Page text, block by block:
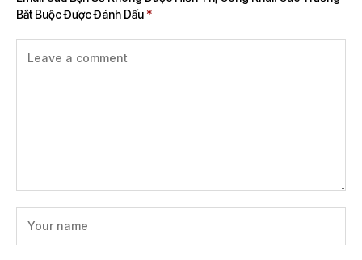
Bắt Buộc Được Đánh Dấu *